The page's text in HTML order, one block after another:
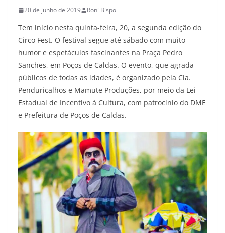
20 de junho de 2019 Roni Bispo
Tem início nesta quinta-feira, 20, a segunda edição do
Circo Fest. O festival segue até sábado com muito
humor e espetáculos fascinantes na Praça Pedro
Sanches, em Poços de Caldas. O evento, que agrada
públicos de todas as idades, é organizado pela Cia.
Penduricalhos e Mamute Produções, por meio da Lei
Estadual de Incentivo à Cultura, com patrocínio do DME
e Prefeitura de Poços de Caldas.